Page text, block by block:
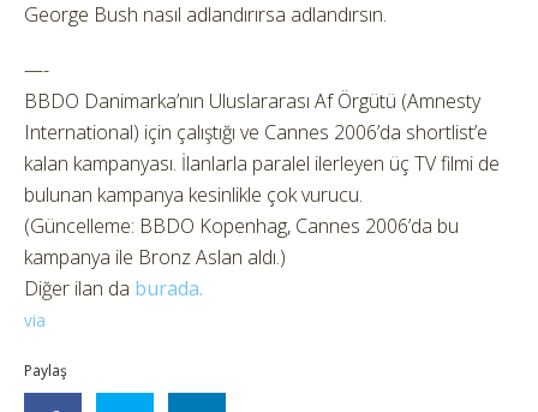
George Bush nasıl adlandırırsa adlandırsın.
—-
BBDO Danimarka’nın Uluslararası Af Örgütü (Amnesty
International) için çalıştığı ve Cannes 2006’da shortlist’e
kalan kampanyası. İlanlarla paralel ilerleyen üç TV filmi de
bulunan kampanya kesinlikle çok vurucu.
(Güncelleme: BBDO Kopenhag, Cannes 2006’da bu
kampanya ile Bronz Aslan aldı.)
Diğer ilan da burada.
via
Paylaş